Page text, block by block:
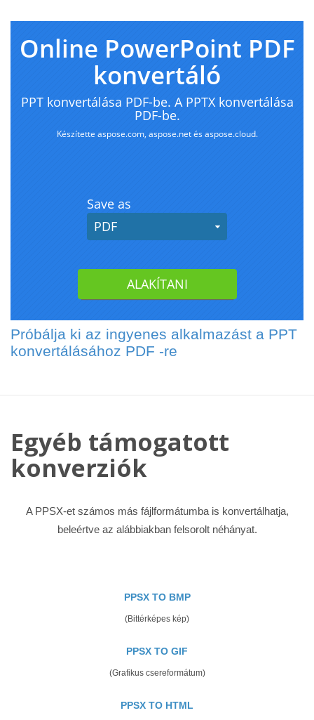
Próbálja ki az ingyenes alkalmazást a PPT
konvertálásához PDF -re
Egyéb támogatott
konverziók
A PPSX-et számos más fájlformátumba is konvertálhatja,
beleértve az alábbiakban felsorolt ​​néhányat.
PPSX TO BMP
(Bittérképes kép)
PPSX TO GIF
(Grafikus csereformátum)
PPSX TO HTML